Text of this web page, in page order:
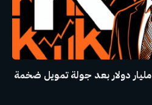
كالشي تصل تقييمها إلى 22 مليار دولار بعد جولة تمويل ضخمة